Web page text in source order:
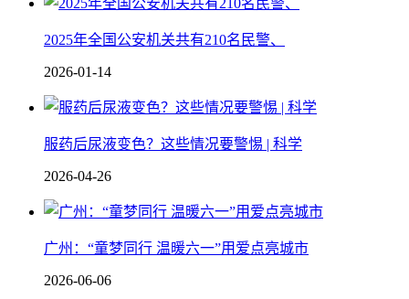
2025年全国公安机关共有210名民警、
2026-01-14
服药后尿液变色？这些情况要警惕 | 科学
2026-04-26
广州：“童梦同行 温暖六一”用爱点亮城市
2026-06-06